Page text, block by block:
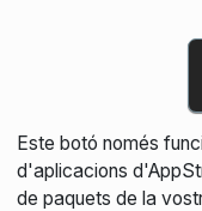
Este botó només
d'aplicacions
de paquets de la